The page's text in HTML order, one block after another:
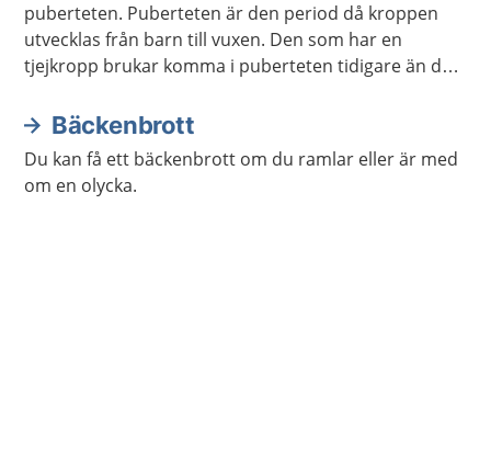
puberteten. Puberteten är den period då kroppen
utvecklas från barn till vuxen. Den som har en
tjejkropp brukar komma i puberteten tidigare än den
varierar mycket från person till person.
Bäckenbrott
Du kan få ett bäckenbrott om du ramlar eller är med
om en olycka.